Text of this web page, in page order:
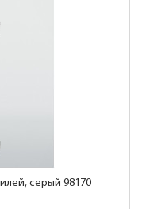
серый 98170